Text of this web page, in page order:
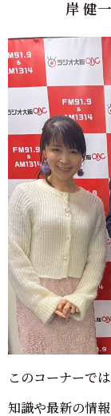
岸 健一
このコーナーで
知識や最新の情